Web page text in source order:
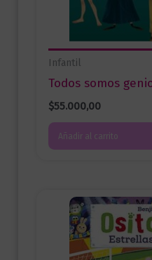
Infantil
Todos somos
$55.000,00
Añadir al carrito